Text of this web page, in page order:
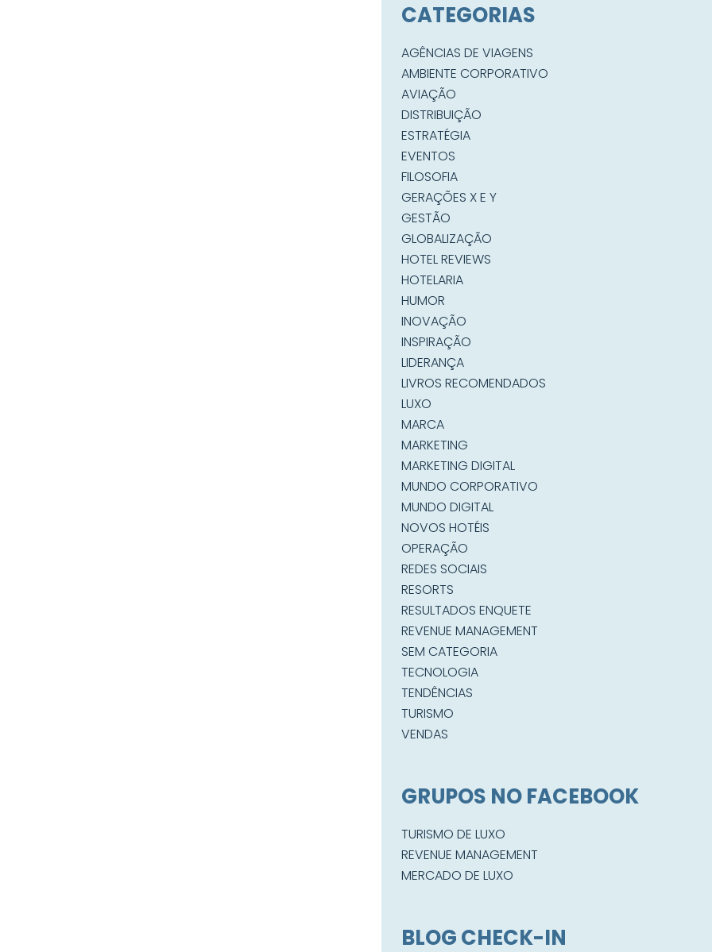
CATEGORIAS
AGÊNCIAS DE VIAGENS
AMBIENTE CORPORATIVO
AVIAÇÃO
DISTRIBUIÇÃO
ESTRATÉGIA
EVENTOS
FILOSOFIA
GERAÇÕES X E Y
GESTÃO
GLOBALIZAÇÃO
HOTEL REVIEWS
HOTELARIA
HUMOR
INOVAÇÃO
INSPIRAÇÃO
LIDERANÇA
LIVROS RECOMENDADOS
LUXO
MARCA
MARKETING
MARKETING DIGITAL
MUNDO CORPORATIVO
MUNDO DIGITAL
NOVOS HOTÉIS
OPERAÇÃO
REDES SOCIAIS
RESORTS
RESULTADOS ENQUETE
REVENUE MANAGEMENT
SEM CATEGORIA
TECNOLOGIA
TENDÊNCIAS
TURISMO
VENDAS
GRUPOS NO FACEBOOK
TURISMO DE LUXO
REVENUE MANAGEMENT
MERCADO DE LUXO
BLOG CHECK-IN